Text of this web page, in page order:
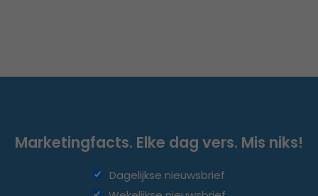
Marketingfacts. Elke dag vers. Mis niks!
Dagelijkse nieuwsbrief